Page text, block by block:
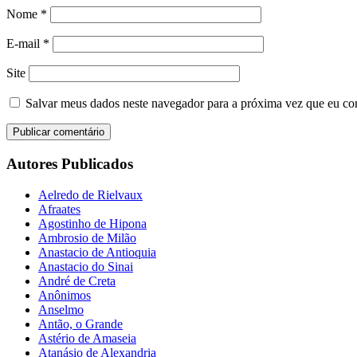
Nome *
E-mail *
Site
Salvar meus dados neste navegador para a próxima vez que eu
Autores Publicados
Aelredo de Rielvaux
Afraates
Agostinho de Hipona
Ambrosio de Milão
Anastacio de Antioquia
Anastacio do Sinai
André de Creta
Anônimos
Anselmo
Antão, o Grande
Astério de Amaseia
Atanásio de Alexandria